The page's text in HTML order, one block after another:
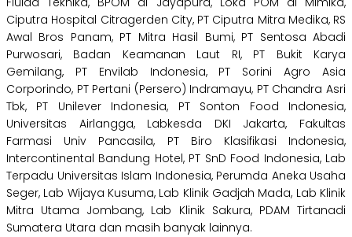
Ciputra Hospital Citragerden City, PT Ciputra Mitra Medika, RS
Awal Bros Panam, PT Mitra Hasil Bumi, PT Sentosa Abadi
Purwosari, Badan Keamanan Laut RI, PT Bukit Karya
Gemilang, PT Envilab Indonesia, PT Sorini Agro Asia
Corporindo, PT Pertani (Persero) Indramayu, PT Chandra Asri
Tbk, PT Unilever Indonesia, PT Sonton Food Indonesia,
Universitas Airlangga, Labkesda DKI Jakarta, Fakultas
Farmasi Univ Pancasila, PT Biro Klasifikasi Indonesia,
Intercontinental Bandung Hotel, PT SnD Food Indonesia, Lab
Terpadu Universitas Islam Indonesia, Perumda Aneka Usaha
Seger, Lab Wijaya Kusuma, Lab Klinik Gadjah Mada, Lab Klinik
Mitra Utama Jombang, Lab Klinik Sakura, PDAM Tirtanadi
Sumatera Utara dan masih banyak lainnya.